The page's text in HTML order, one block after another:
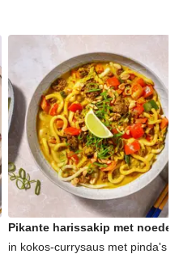
Pikante harissakip met
in kokos-currysaus met pinda's